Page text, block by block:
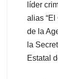
líder
alias “El
de la
la
Estatal